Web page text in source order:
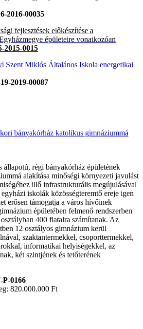
2016-00035
fejlesztések előkészítése a
épületeire vonatkozóan
2015-0015
Szent Miklós Általános Iskola energetikai
2019-00087
bányakórház katolikus gimnáziummá
állapotú, régi bányakórház épületének
alakítása minőségi környezeti javulást
illő infrastrukturális megújulásával
iskolák közösségteremtő ereje igen
erősen támogatja a város hívőinek
épületében felmenő rendszerben
400 fiatalra számítanak. Az
12 osztályos gimnázium kerül
szaktantermekkel, csoporttermekkel,
informatikai helyiségekkel, az
két szintjének és tetőterének
0166
820.000.000 Ft